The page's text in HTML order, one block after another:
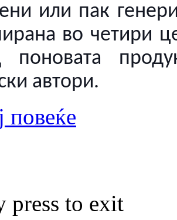
или пак
во четири
автори.
повеќе
press to exit